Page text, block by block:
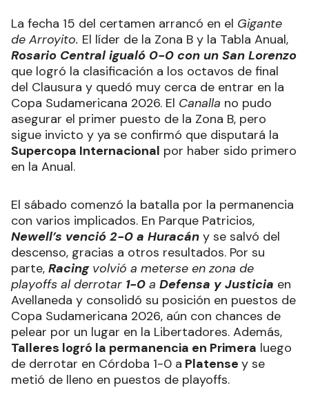
La fecha 15 del certamen arrancó en el Gigante
de Arroyito. El líder de la Zona B y la Tabla Anual,
Rosario Central igualó 0-0 con un San Lorenzo
que logró la clasificación a los octavos de final
del Clausura y quedó muy cerca de entrar en la
Copa Sudamericana 2026. El Canalla no pudo
asegurar el primer puesto de la Zona B, pero
sigue invicto y ya se confirmó que disputará la
Supercopa Internacional por haber sido primero
en la Anual.
El sábado comenzó la batalla por la permanencia
con varios implicados. En Parque Patricios,
Newell’s venció 2-0 a Huracán y se salvó del
descenso, gracias a otros resultados. Por su
parte, Racingvolvió a meterse en zona de
playoffs al derrotar 1-0 a Defensa y Justicia en
Avellaneda y consolidó su posición en puestos de
Copa Sudamericana 2026, aún con chances de
pelear por un lugar en la Libertadores. Además,
Talleres logró la permanencia en Primera luego
de derrotar en Córdoba 1-0 a Platense y se
metió de lleno en puestos de playoffs.